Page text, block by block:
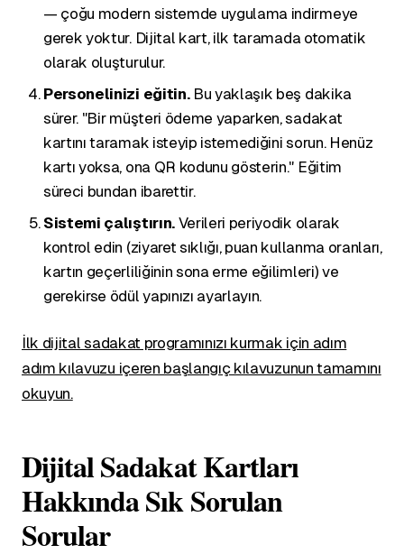
— çoğu modern sistemde uygulama indirmeye
gerek yoktur. Dijital kart, ilk taramada otomatik
olarak oluşturulur.
Personelinizi eğitin.Bu yaklaşık beş dakika
sürer. "Bir müşteri ödeme yaparken, sadakat
kartını taramak isteyip istemediğini sorun. Henüz
kartı yoksa, ona QR kodunu gösterin." Eğitim
süreci bundan ibarettir.
Sistemi çalıştırın.Verileri periyodik olarak
kontrol edin (ziyaret sıklığı, puan kullanma oranları,
kartın geçerliliğinin sona erme eğilimleri) ve
gerekirse ödül yapınızı ayarlayın.
İlk dijital sadakat programınızı kurmak için adım
adım kılavuzu içeren başlangıç kılavuzunun tamamını
okuyun.
Dijital Sadakat Kartları
Hakkında Sık Sorulan
Sorular